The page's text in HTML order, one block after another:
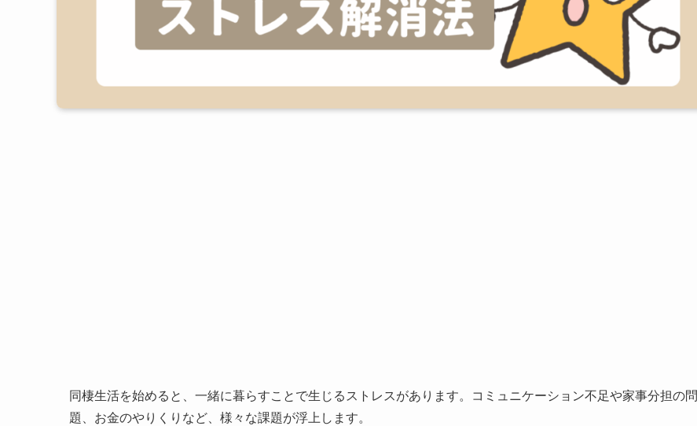
同棲生活を始めると、一緒に暮らすことで生じるストレスがあります。コミュニケーション不足や家事分担の問
題、お金のやりくりなど、様々な課題が浮上します。